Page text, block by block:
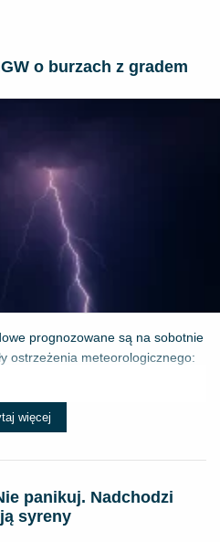
o burzach z gradem
prognozowane są na sobotnie
ostrzeżenia meteorologicznego:
więcej
panikuj. Nadchodzi
syreny